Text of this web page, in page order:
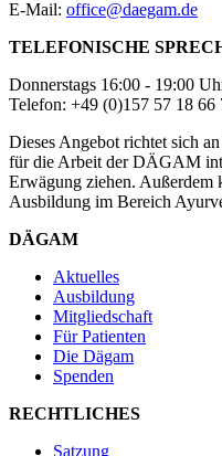
E-Mail: office@daegam.de
TELEFONISCHE
Donnerstags 16:00 - 19:00
Telefon: +49 (0)157 57 18 66
Dieses Angebot richtet sich
für die Arbeit der DÄGAM
Erwägung ziehen. Außerdem
Ausbildung im Bereich
DÄGAM
Aktuelles
Ausbildung
Mitgliedschaft
Für Patienten
Die Dägam
Spenden
RECHTLICHES
Satzung